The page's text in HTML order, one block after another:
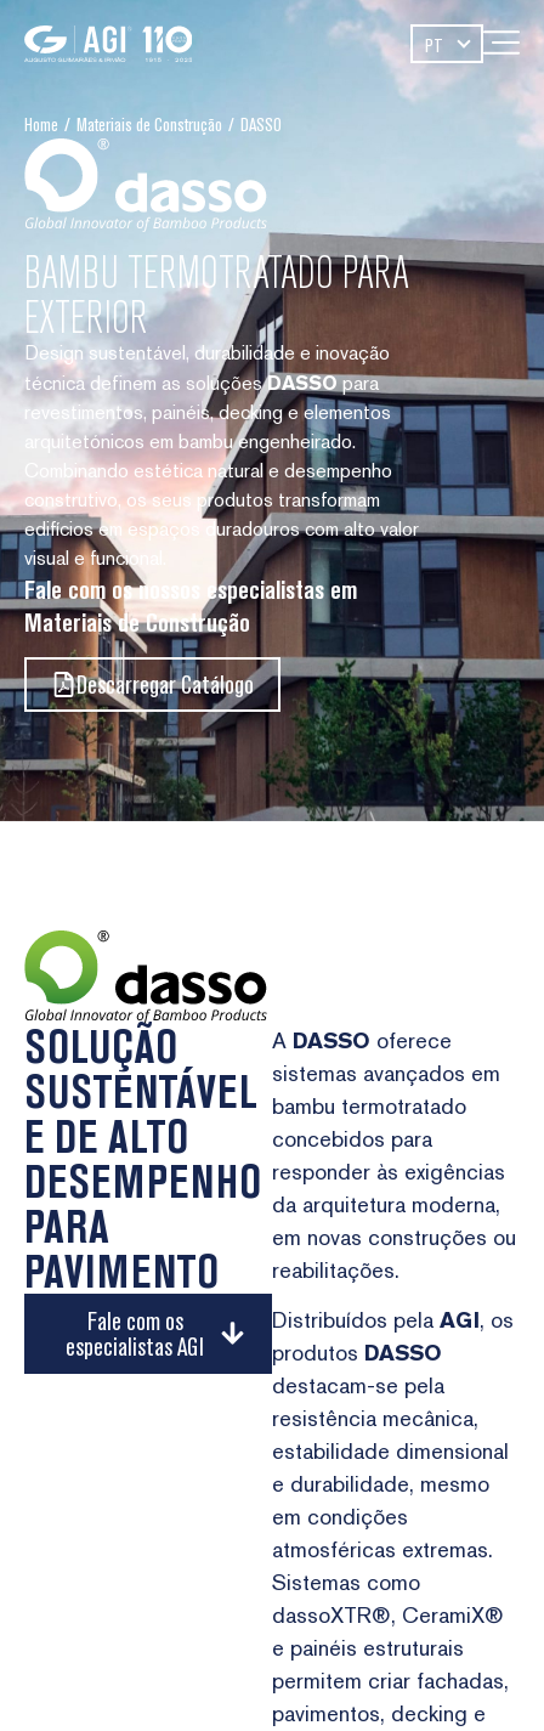
PT
Home / Materiais de Construção / DASSO
BAMBU TERMOTRATADO PARA
EXTERIOR
Design sustentável, durabilidade e inovação
técnica definem as soluçõesDASSOpara
revestimentos, painéis, decking e elementos
arquitetónicos em bambu engenheirado.
Combinando estética natural e desempenho
construtivo, os seus produtos transformam
edifícios em espaços duradouros com alto valor
visual e funcional.
Fale com os nossos especialistas em
Materiais de Construção
Descarregar Catálogo
SOLUÇÃO
SUSTENTÁVEL
E DE ALTO
DESEMPENHO
PARA
PAVIMENTO
Fale com os
especialistas AGI
A DASSO oferece
sistemas avançados em
bambu termotratado
concebidos para
responder às exigências
da arquitetura moderna,
em novas construções ou
reabilitações.
Distribuídos pela AGI, os
produtos DASSO
destacam-se pela
resistência mecânica,
estabilidade dimensional
e durabilidade, mesmo
em condições
atmosféricas extremas.
Sistemas como
dassoXTR®, CeramiX®
e painéis estruturais
permitem criar fachadas,
pavimentos, decking e